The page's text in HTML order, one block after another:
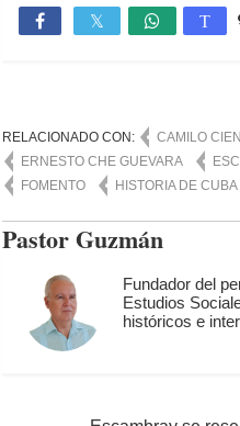
 T
RELACIONADO CON:
CAMILO
ERNESTO CHE GUEVARA
FOMENTO
HISTORIA DE CUBA
Pastor Guzmán
Fundador del
Estudios
históricos e